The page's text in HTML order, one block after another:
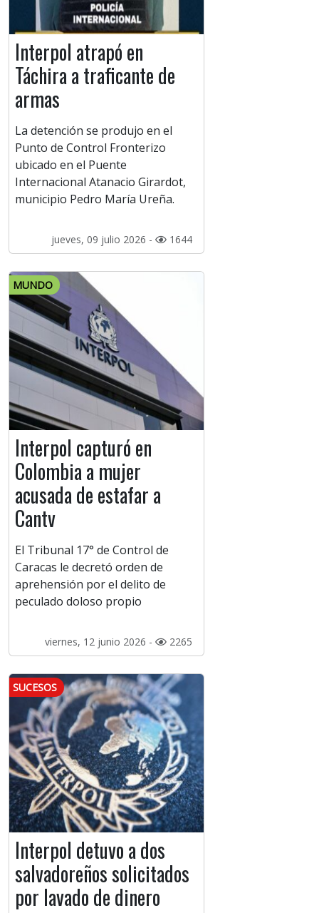
Interpol atrapó en
Táchira a traficante de
armas
La detención se produjo en el
Punto de Control Fronterizo
ubicado en el Puente
Internacional Atanacio Girardot,
municipio Pedro María Ureña.
jueves, 09 julio 2026 - 1644
MUNDO
Interpol capturó en
Colombia a mujer
acusada de estafar a
Cantv
El Tribunal 17° de Control de
Caracas le decretó orden de
aprehensión por el delito de
peculado doloso propio
viernes, 12 junio 2026 - 2265
SUCESOS
Interpol detuvo a dos
salvadoreños solicitados
por lavado de dinero